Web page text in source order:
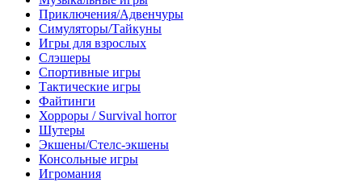
Приключения/Адвенчуры
Симуляторы/Тайкуны
Игры для взрослых
Слэшеры
Спортивные игры
Тактические игры
Файтинги
Хорроры / Survival horror
Шутеры
Экшены/Стелс-экшены
Консольные игры
Игромания